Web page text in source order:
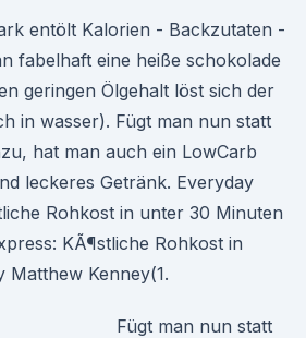
entölt Kalorien - Backzutaten -
fabelhaft eine heiße schokolade
geringen Ölgehalt löst sich der
in wasser). Fügt man nun statt
hat man auch ein LowCarb
leckeres Getränk. Everyday
Rohkost in unter 30 Minuten
KÃ¶stliche Rohkost in
Kenney(1.
Fügt man nun statt